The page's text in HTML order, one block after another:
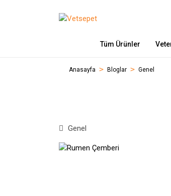
Tüm Ürünler
Anasayfa Bloglar Genel
Genel